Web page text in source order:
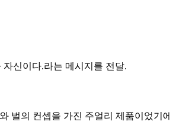
자신이다.라는 메시지를 전달.
벌의 컨셉을 가진 주얼리 제품이었기